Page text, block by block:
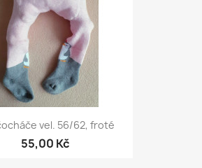
vel. 56/62, froté
55,00 Kč